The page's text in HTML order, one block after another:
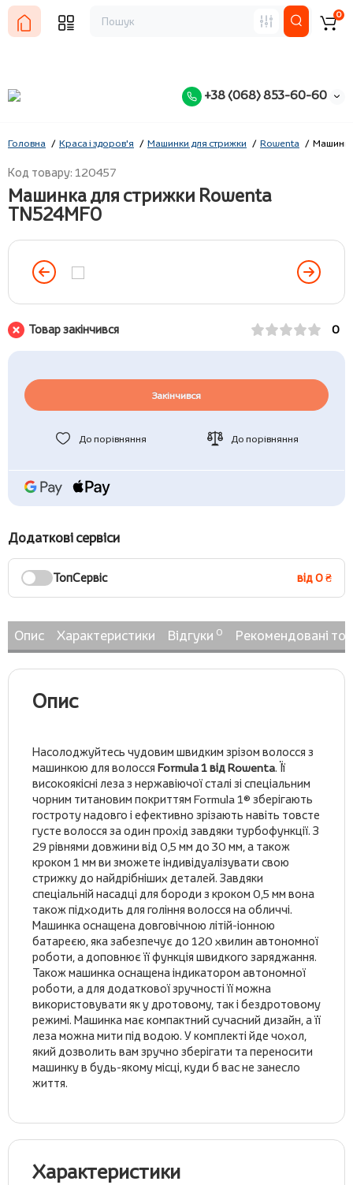
+38 (068) 853-60-60
0
Головна Краса і здоров'я Машинки для стрижки Rowenta
Код товару: 120457
Машинка для стрижки Rowenta
TN524MF0
Товар закінчився 0
Закінчився
До порівняння До порівняння
Додаткові сервіси
ТопСервіс від 0 ₴
Опис Характеристики Відгуки 0 Рекомендовані
Опис
Насолоджуйтесь чудовим швидким зрізом волосся з
машинкою для волосся Formula 1 від Rowenta. Її
високоякісні леза з нержавіючої сталі зі спеціальним
чорним титановим покриттям Formula 1® зберігають
гостроту надовго і ефективно зрізають навіть товсте
густе волосся за один прохід завдяки турбофункції. З
29 рівнями довжини від 0,5 мм до 30 мм, а також
кроком 1 мм ви зможете індивідуалізувати свою
стрижку до найдрібніших деталей. Завдяки
спеціальній насадці для бороди з кроком 0,5 мм вона
також підходить для гоління волосся на обличчі.
Машинка оснащена довговічною літій-іонною
батареєю, яка забезпечує до 120 хвилин автономної
роботи, а доповнює її функція швидкого заряджання.
Також машинка оснащена індикатором автономної
роботи, а для додаткової зручності її можна
використовувати як у дротовому, так і бездротовому
режимі. Машинка має компактний сучасний дизайн, а її
леза можна мити під водою. У комплекті йде чохол,
який дозволить вам зручно зберігати та переносити
машинку в будь-якому місці, куди б вас не занесло
життя.
Характеристики